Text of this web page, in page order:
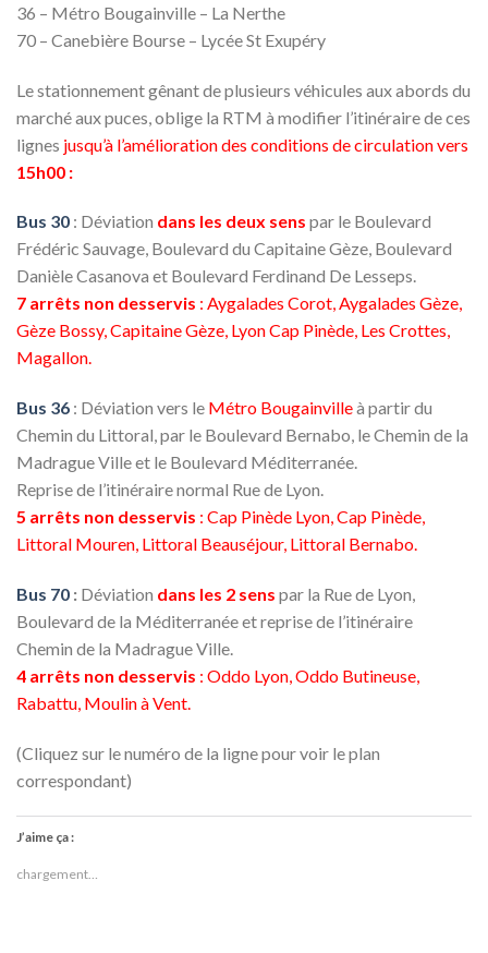
36 – Métro Bougainville – La Nerthe
70 – Canebière Bourse – Lycée St Exupéry
Le stationnement gênant de plusieurs véhicules aux abords du
marché aux puces, oblige la RTM à modifier l’itinéraire de ces
lignes jusqu’à l’amélioration des conditions de circulation vers
15h00 :
Bus 30 : Déviation dans les deux sens par le Boulevard
Frédéric Sauvage, Boulevard du Capitaine Gèze, Boulevard
Danièle Casanova et Boulevard Ferdinand De Lesseps.
7 arrêts non desservis : Aygalades Corot, Aygalades Gèze,
Gèze Bossy, Capitaine Gèze, Lyon Cap Pinède, Les Crottes,
Magallon.
Bus 36 : Déviation vers le Métro Bougainvilleà partir du
Chemin du Littoral, par le Boulevard Bernabo, le Chemin de la
Madrague Ville et le Boulevard Méditerranée.
Reprise de l’itinéraire normal Rue de Lyon.
5 arrêts non desservis : Cap Pinède Lyon, Cap Pinède,
Littoral Mouren, Littoral Beauséjour, Littoral Bernabo.
Bus 70 : Déviation dans les 2 sens par la Rue de Lyon,
Boulevard de la Méditerranée et reprise de l’itinéraire
Chemin de la Madrague Ville.
4 arrêts non desservis : Oddo Lyon, Oddo Butineuse,
Rabattu, Moulin à Vent.
(Cliquez sur le numéro de la ligne pour voir le plan
correspondant)
J’aime ça :
chargement…